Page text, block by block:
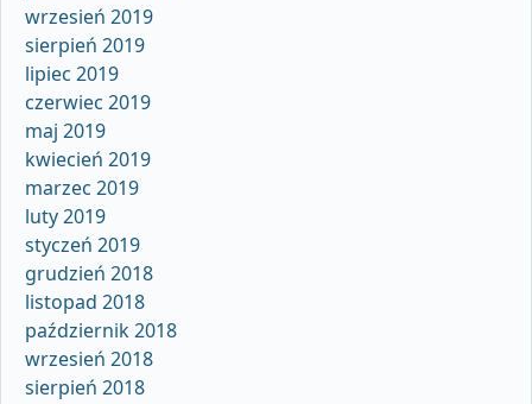
wrzesień 2019
sierpień 2019
lipiec 2019
czerwiec 2019
maj 2019
kwiecień 2019
marzec 2019
luty 2019
styczeń 2019
grudzień 2018
listopad 2018
październik 2018
wrzesień 2018
sierpień 2018